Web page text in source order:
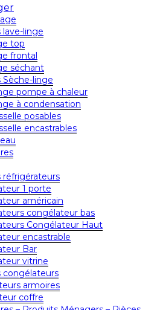
lave-linge
top
frontal
séchant
Sèche-linge
pompe à chaleur
à condensation
posables
encastrables
réfrigérateurs
1 porte
américain
congélateur bas
Congélateur Haut
encastrable
Bar
vitrine
congélateurs
armoires
coffre